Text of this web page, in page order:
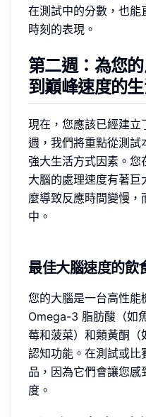
在測試中的分數，也能
時刻的表現。
第二週：為您
到巔峰速度的
現在，您應該已經建立
週，我們將重點從測試
強大生活方式因素。您
大腦的處理速度有著
麼導致反應時間變慢
中。
最佳大腦速度的飲
您的大腦是一台高性能
Omega-3 脂肪酸（如
莓和菠菜）和類黃酮（
認知功能。在測試或比
品，因為它們會讓您
度。